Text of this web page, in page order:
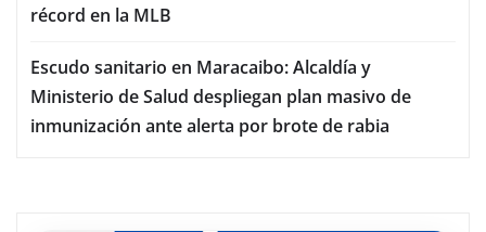
récord en la MLB
Escudo sanitario en Maracaibo: Alcaldía y
Ministerio de Salud despliegan plan masivo de
inmunización ante alerta por brote de rabia